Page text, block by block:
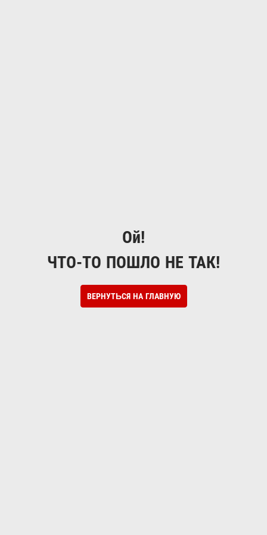
Ой!
ЧТО-ТО ПОШЛО НЕ ТАК!
ВЕРНУТЬСЯ НА ГЛАВНУЮ